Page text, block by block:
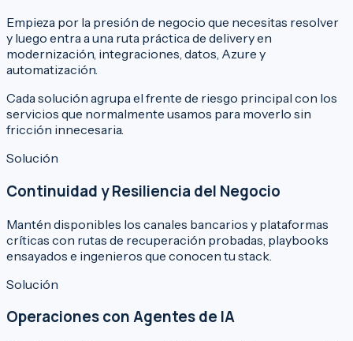
Empieza por la presión de negocio que necesitas resolver
y luego entra a una ruta práctica de delivery en
modernización, integraciones, datos, Azure y
automatización.
Cada solución agrupa el frente de riesgo principal con los
servicios que normalmente usamos para moverlo sin
fricción innecesaria.
Solución
Continuidad y Resiliencia del Negocio
Mantén disponibles los canales bancarios y plataformas
críticas con rutas de recuperación probadas, playbooks
ensayados e ingenieros que conocen tu stack.
Solución
Operaciones con Agentes de IA